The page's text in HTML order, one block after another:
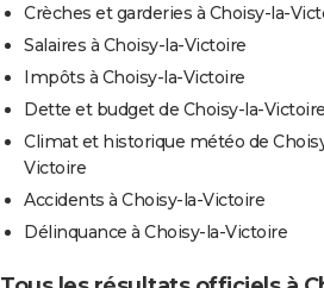
Crèches et garderies à Choisy-la-
Salaires à Choisy-la-Victoire
Impôts à Choisy-la-Victoire
Dette et budget de Choisy-la-Victoire
Climat et historique météo de
Victoire
Accidents à Choisy-la-Victoire
Délinquance à Choisy-la-Victoire